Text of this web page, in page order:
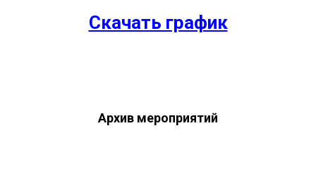
Скачать график
Архив мероприятий